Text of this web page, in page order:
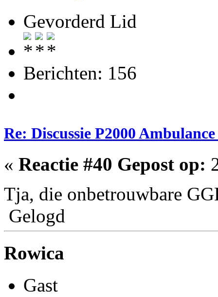
Gevorderd Lid
Berichten: 156
Re: Discussie P2000
« Reactie #40 Gepost op:
Tja, die onbetrouwbare
Gelogd
Rowica
Gast